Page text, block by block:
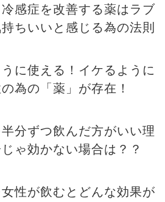
感症を改善する薬はラブ
ちいいと感じる為の法則
に使える！イケるように
為の「薬」が存在！
分ずつ飲んだ方がいい理
ゃ効かない場合は？？
性が飲むとどんな効果が